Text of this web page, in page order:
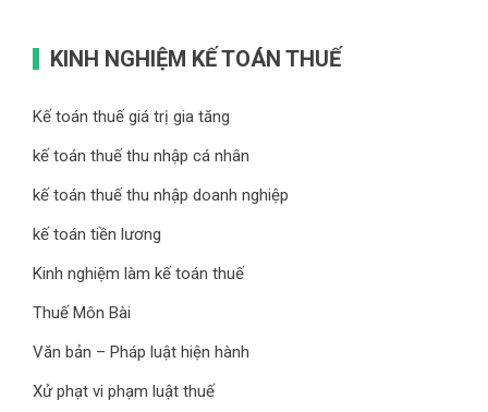
KINH NGHIỆM KẾ TOÁN THUẾ
Kế toán thuế giá trị gia tăng
kế toán thuế thu nhập cá nhân
kế toán thuế thu nhập doanh nghiệp
kế toán tiền lương
Kinh nghiệm làm kế toán thuế
Thuế Môn Bài
Văn bản – Pháp luật hiện hành
Xử phạt vi phạm luật thuế